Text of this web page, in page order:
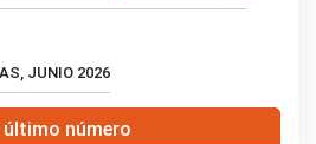
JUNIO 2026
último número